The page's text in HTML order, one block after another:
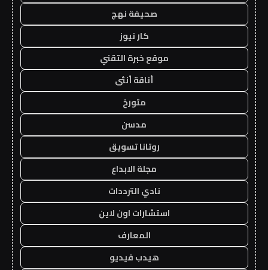
صحيفة نهج
كار نيوز
موقع خبرة التقني
أناقة أنثى
متورخ
مدسن
روتانا تسويق
مجلة الابداع
نادي الترددات
استشارات اون لاين
المعارف
هيدب فيديو